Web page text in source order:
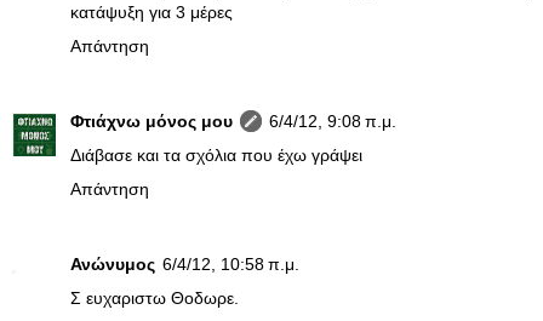
κατάψυξη για 3 μέρες
Απάντηση
Φτιάχνω μόνος μου
6/4/12, 9:08 π.μ.
Διάβασε και τα σχόλια που έχω γράψει
Απάντηση
Ανώνυμος 6/4/12, 10:58 π.μ.
Σ ευχαριστω Θοδωρε.